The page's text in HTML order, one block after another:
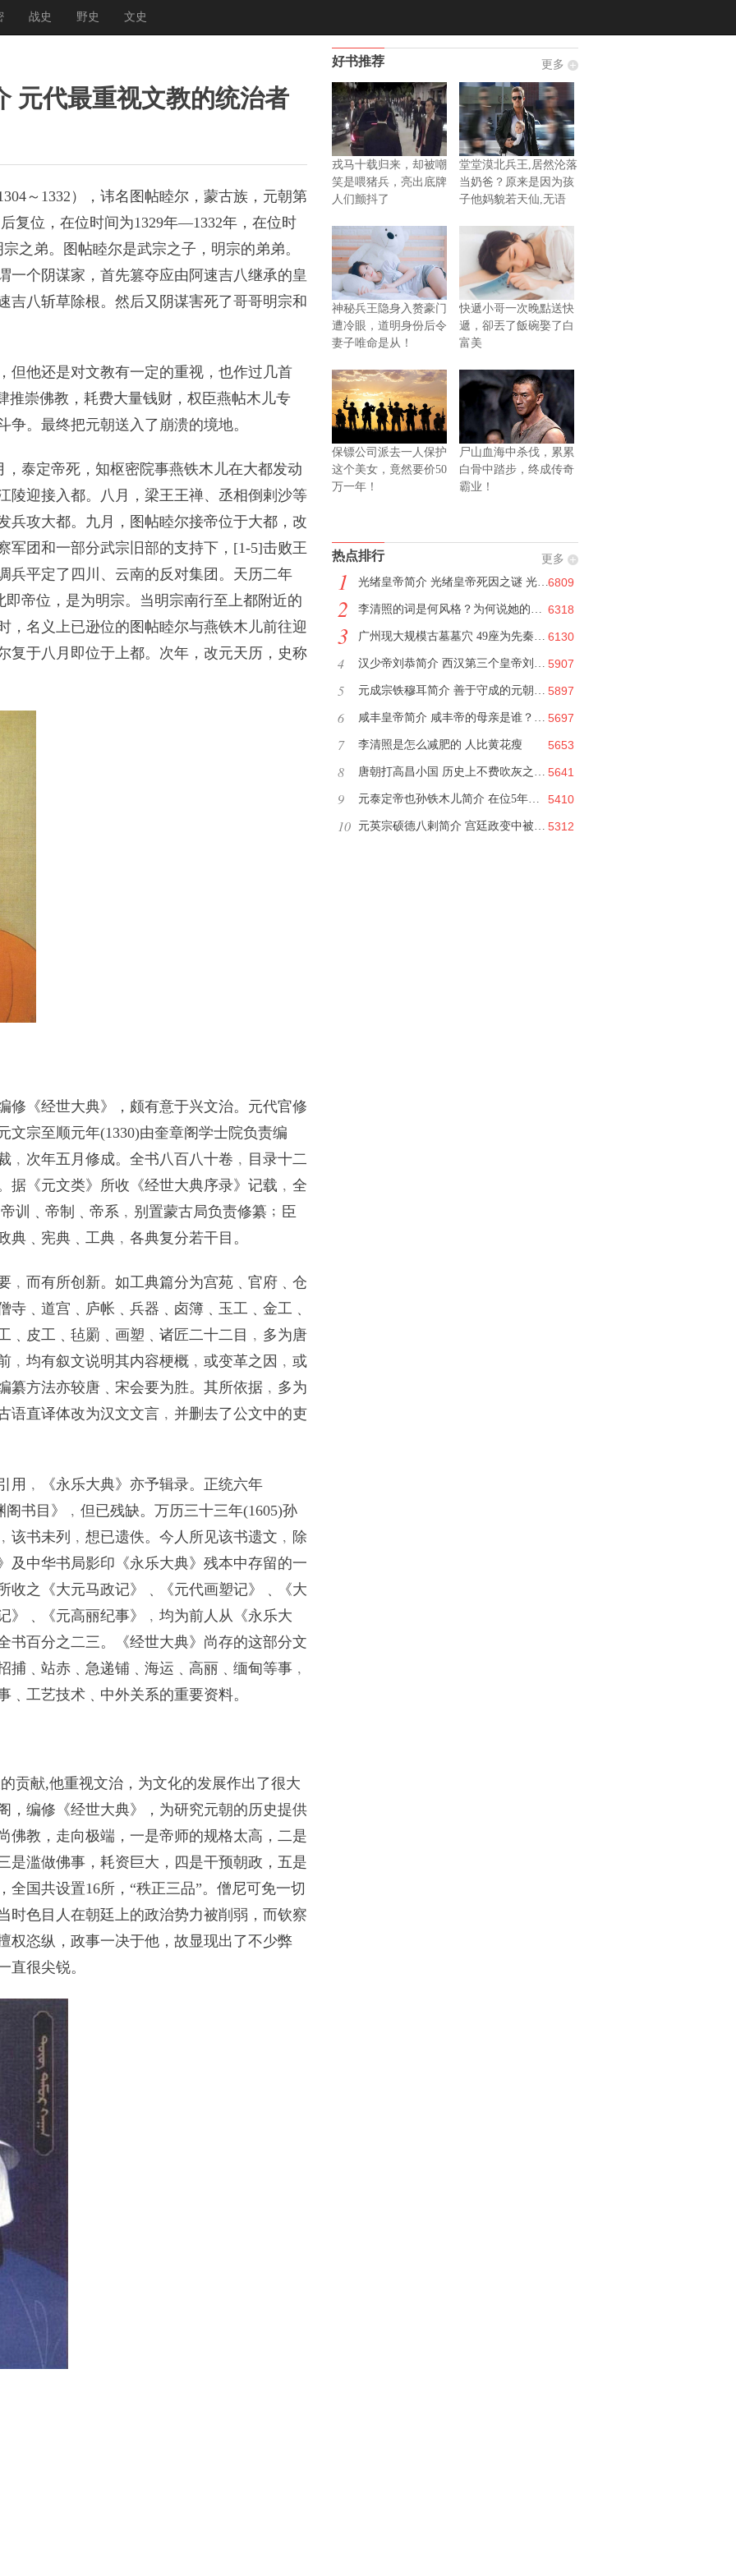
战史 野史 文史
元代最重视文教的统治者
～1332），讳名图帖睦尔，蒙古族，元朝第
复位，在位时间为1329年—1332年，在位时
之弟。图帖睦尔是武宗之子，明宗的弟弟。
一个阴谋家，首先篡夺应由阿速吉八继承的皇
吉八斩草除根。然后又阴谋害死了哥哥明宗和
他还是对文教有一定的重视，也作过几首
推崇佛教，耗费大量钱财，权臣燕帖木儿专
。最终把元朝送入了崩溃的境地。
定帝死，知枢密院事燕铁木儿在大都发动
陵迎接入都。八月，梁王王禅、丞相倒剌沙等
兵攻大都。九月，图帖睦尔接帝位于大都，改
军团和一部分武宗旧部的支持下，[1-5]击败王
兵平定了四川、云南的反对集团。天历二年
即帝位，是为明宗。当明宗南行至上都附近的
，名义上已逊位的图帖睦尔与燕铁木儿前往迎
复于八月即位于上都。次年，改元天历，史称
《经世大典》，颇有意于兴文治。元代官修
文宗至顺元年(1330)由奎章阁学士院负责编
﹐次年五月修成。全书八百八十卷﹐目录十二
据《元文类》所收《经世大典序录》记载﹐全
训﹑帝制﹑帝系﹐别置蒙古局负责修纂﹔臣
﹑宪典﹑工典﹐各典复分若干目。
而有所创新。如工典篇分为宫苑﹑官府﹑仓
寺﹑道宫﹑庐帐﹑兵器﹑卤簿﹑玉工﹑金工﹑
﹑皮工﹑毡罽﹑画塑﹑诸匠二十二目﹐多为唐
﹐均有叙文说明其内容梗概﹐或变革之因﹐或
纂方法亦较唐﹑宋会要为胜。其所依据﹐多为
语直译体改为汉文文言﹐并删去了公文中的吏
﹐《永乐大典》亦予辑录。正统六年
书目》﹐但已残缺。万历三十三年(1605)孙
该书未列﹐想已遗佚。今人所见该书遗文﹐除
及中华书局影印《永乐大典》残本中存留的一
收之《大元马政记》﹑《元代画塑记》﹑《大
》﹑《元高丽纪事》﹐均为前人从《永乐大
书百分之二三。《经世大典》尚存的这部分文
捕﹑站赤﹑急递铺﹑海运﹑高丽﹑缅甸等事﹐
工艺技术﹑中外关系的重要资料。
献,他重视文治，为文化的发展作出了很大
，编修《经世大典》，为研究元朝的历史提供
佛教，走向极端，一是帝师的规格太高，二是
是滥做佛事，耗资巨大，四是干预朝政，五是
全国共设置16所，“秩正三品”。僧尼可免一切
时色目人在朝廷上的政治势力被削弱，而钦察
权恣纵，政事一决于他，故显现出了不少弊
直很尖锐。
好书推荐 更多
戎马十载归来，却被嘲
笑是喂猪兵，亮出底牌
人们颤抖了
堂堂漠北兵王,居然沦落
当奶爸？原来是因为孩
子他妈貌若天仙,无语
神秘兵王隐身入赘豪门
遭冷眼，道明身份后令
妻子唯命是从！
快遞小哥一次晚點送快
遞，卻丟了飯碗娶了白
富美
保镖公司派去一人保护
这个美女，竟然要价50
万一年！
尸山血海中杀伐，累累
白骨中踏步，终成传奇
霸业！
热点排行 更多
1 光绪皇帝简介 光绪皇帝死因之谜 光绪珍妃是谁？6809
2 李清照的词是何风格？为何说她的人生是凄凉的 6318
3 广州现大规模古墓墓穴 49座为先秦时期墓葬 6130
4 汉少帝刘恭简介 西汉第三个皇帝刘恭怎么死的？ 5907
5 元成宗铁穆耳简介 善于守成的元朝第二位皇帝 5897
6 咸丰皇帝简介 咸丰帝的母亲是谁？咸丰的儿子 5697
7 李清照是怎么减肥的 人比黄花瘦 5653
8 唐朝打高昌小国 历史上不费吹灰之力的重要战役 5641
9 元泰定帝也孙铁木儿简介 在位5年爆发多次饥荒 5410
10 元英宗硕德八剌简介 宫廷政变中被杀而亡的皇帝 5312